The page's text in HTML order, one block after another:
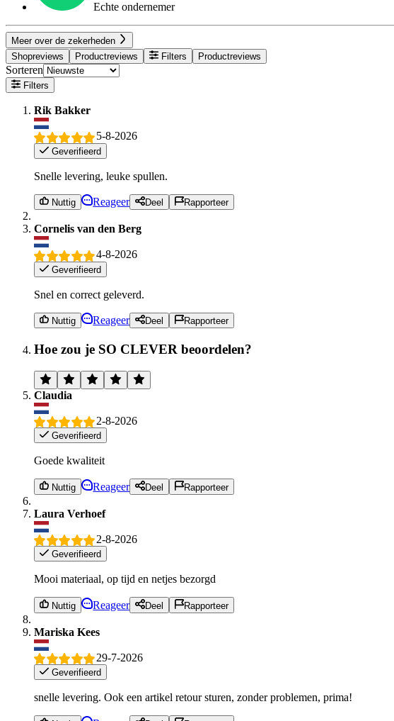
Echte ondernemer
Meer over de zekerheden
Shopreviews
Productreviews Filters Productreviews
Sorteren
Filters
Rik Bakker
5-8-2026
Geverifieerd
Snelle levering, leuke spullen.
Nuttig Reageer Deel Rapporteer
Cornelis van den Berg
4-8-2026
Geverifieerd
Snel en correct geleverd.
Nuttig Reageer Deel Rapporteer
Hoe zou je SO CLEVER beoordelen?
Claudia
2-8-2026
Geverifieerd
Goede kwaliteit
Nuttig Reageer Deel Rapporteer
Laura Verhoef
2-8-2026
Geverifieerd
Mooi materiaal, op tijd en netjes bezorgd
Nuttig Reageer Deel Rapporteer
Mariska Kees
29-7-2026
Geverifieerd
snelle levering. Ook een artikel retour sturen, zonder problemen, prima!